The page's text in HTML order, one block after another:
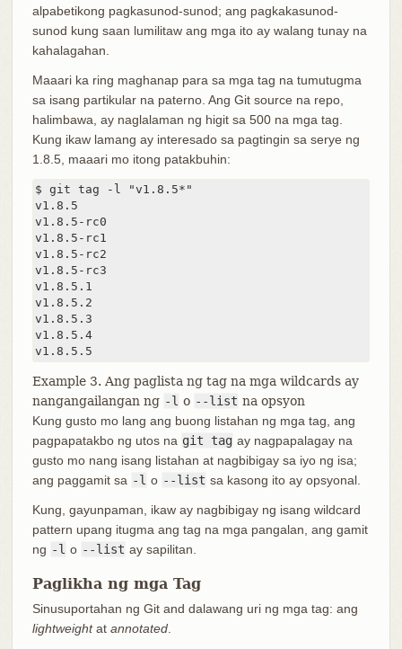
alpabetikong pagkasunod-sunod; ang pagkakasunod-
sunod kung saan lumilitaw ang mga ito ay walang tunay na
kahalagahan.
Maaari ka ring maghanap para sa mga tag na tumutugma
sa isang partikular na paterno. Ang Git source na repo,
halimbawa, ay naglalaman ng higit sa 500 na mga tag.
Kung ikaw lamang ay interesado sa pagtingin sa serye ng
1.8.5, maaari mo itong patakbuhin:
$ git tag -l "v1.8.5*"
v1.8.5
v1.8.5-rc0
v1.8.5-rc1
v1.8.5-rc2
v1.8.5-rc3
v1.8.5.1
v1.8.5.2
v1.8.5.3
v1.8.5.4
v1.8.5.5
Example 3. Ang paglista ng tag na mga wildcards ay
nangangailangan ng -l o --list na opsyon
Kung gusto mo lang ang buong listahan ng mga tag, ang
pagpapatakbo ng utos na git tag ay nagpapalagay na
gusto mo nang isang listahan at nagbibigay sa iyo ng isa;
ang paggamit sa -l o --list sa kasong ito ay opsyonal.
Kung, gayunpaman, ikaw ay nagbibigay ng isang wildcard
pattern upang itugma ang tag na mga pangalan, ang gamit
ng -l o --list ay sapilitan.
Paglikha ng mga Tag
Sinusuportahan ng Git and dalawang uri ng mga tag: ang
lightweightat annotated.